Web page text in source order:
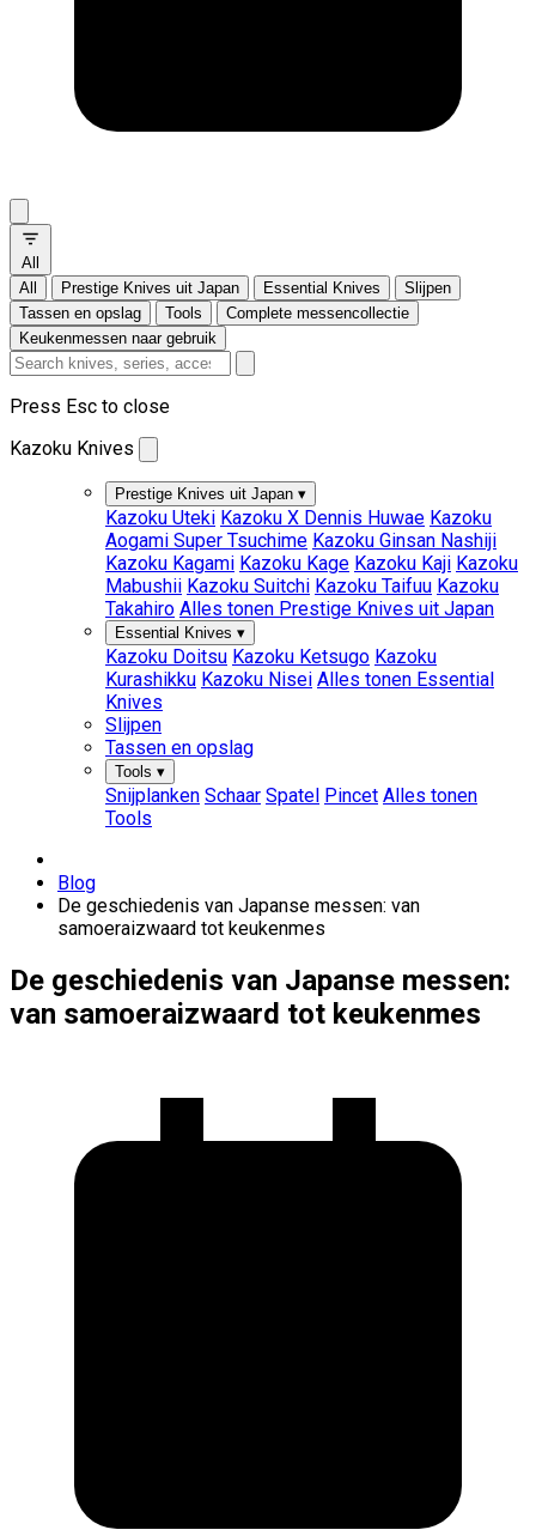
All
All
Prestige Knives uit Japan Essential Knives
Slijpen
Tassen en opslag
Tools
Complete messencollectie
Keukenmessen naar gebruik
Press Esc to close
Kazoku Knives
Prestige Knives uit Japan ▾
Kazoku Uteki Kazoku X Dennis Huwae Kazoku
Aogami Super Tsuchime Kazoku Ginsan Nashiji
Kazoku Kagami Kazoku Kage Kazoku Kaji Kazoku
Mabushii Kazoku Suitchi Kazoku Taifuu Kazoku
Takahiro Alles tonen Prestige Knives uit Japan
Essential Knives ▾
Kazoku Doitsu Kazoku Ketsugo Kazoku
Kurashikku Kazoku Nisei Alles tonen Essential
Knives
Slijpen
Tassen en opslag
Tools ▾
Snijplanken Schaar Spatel Pincet Alles tonen
Tools
Blog
De geschiedenis van Japanse messen: van
samoeraizwaard tot keukenmes
De geschiedenis van Japanse messen:
van samoeraizwaard tot keukenmes